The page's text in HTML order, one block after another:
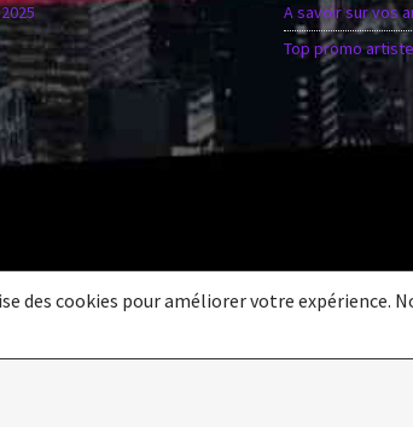
A savoir sur vos
Top promo
des cookies pour améliorer votre expérience.